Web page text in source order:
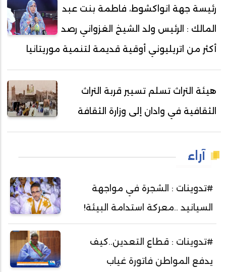
رئيسة جهة انواكشوط، فاطمة بنت عبد
المالك : الرئيس ولد الشيخ الغزواني رصد
أكثر من اتريليوني أوقية قديمة لتنمية موريتانيا
هيئة التراث تسلم تسيير قربة التراث
الثقافية في وادان إلى وزارة الثقافة
آراء
#تدوينات : الشجرة في مواجهة
السيانيد ..معركة استدامة البيئة!
#تدوينات : قطاع التعدين..كيف
يدفع المواطن فاتورة غياب